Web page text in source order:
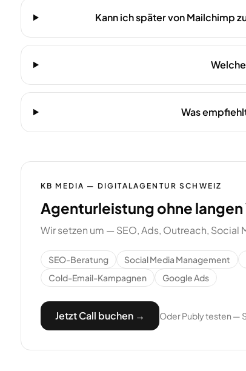
Kann ich später von Mailchimp
Was
KB MEDIA — DIGITALAGENTUR SCHWEIZ
Agenturleistung ohne
Wir setzen um — SEO, Ads, Outreach,
SEO-Beratung Social Media Management
Cold-Email-Kampagnen
Google Ads
Jetzt Call buchen → Oder Publy testen —